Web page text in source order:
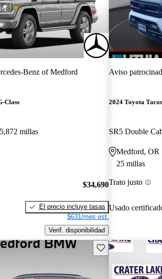
Benz of Medford
Class
millas
$34,690
El precio incluye tasas
$631/mes est.
Verif. disponibilidad
Aviso
2024 Toyota
SR5 Double
Medford, OR
25 millas
Trato justo
Usado
Guarda este Aviso